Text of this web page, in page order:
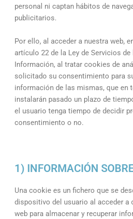
personal ni captan hábitos de
publicitarios.
Por ello, al acceder a nuestra web,
artículo 22 de la Ley de Servicios
Información, al tratar cookies de
solicitado su consentimiento para
información de las mismas, que en
instalarán pasado un plazo de
el usuario tenga tiempo de decidir
consentimiento o no.
1) INFORMACIÓN
Una cookie es un fichero que se
dispositivo del usuario al acceder a
web para almacenar y recuperar